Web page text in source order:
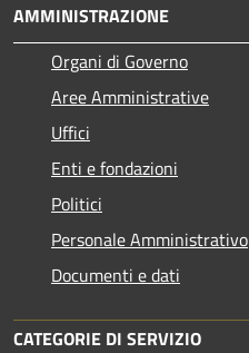
AMMINISTRAZIONE
Organi di Governo
Aree Amministrative
Uffici
Enti e fondazioni
Politici
Personale Amministrativo
Documenti e dati
CATEGORIE DI SERVIZIO